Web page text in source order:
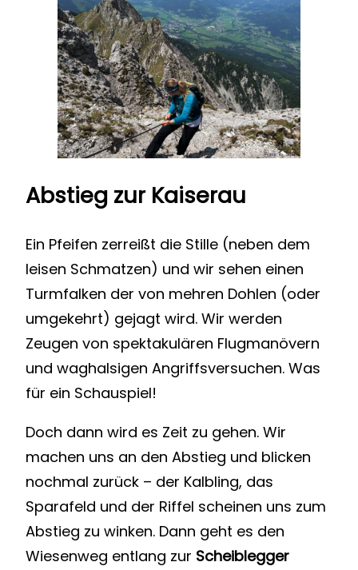
Abstieg zur Kaiserau
Ein Pfeifen zerreißt die Stille (neben dem
leisen Schmatzen) und wir sehen einen
Turmfalken der von mehren Dohlen (oder
umgekehrt) gejagt wird. Wir werden
Zeugen von spektakulären Flugmanövern
und waghalsigen Angriffsversuchen. Was
für ein Schauspiel!
Doch dann wird es Zeit zu gehen. Wir
machen uns an den Abstieg und blicken
nochmal zurück – der Kalbling, das
Sparafeld und der Riffel scheinen uns zum
Abstieg zu winken. Dann geht es den
Wiesenweg entlang zur Scheiblegger